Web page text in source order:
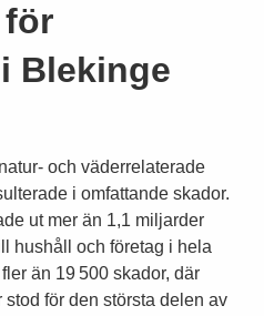
Blekinge
och väderrelaterade
i omfattande skador.
ut mer än 1,1 miljarder
hushåll och företag i hela
än 19 500 skador, där
för den största delen av